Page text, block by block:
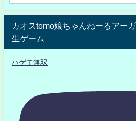
カオスtomo娘ちゃんねーるアー
生ゲーム
ハゲて無双